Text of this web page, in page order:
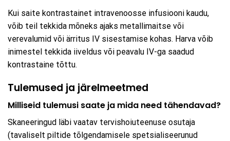
Kui saite kontrastainet intravenoosse infusiooni kaudu,
võib teil tekkida mõneks ajaks metallimaitse või
verevalumid või ärritus IV sisestamise kohas. Harva võib
inimestel tekkida iiveldus või peavalu IV-ga saadud
kontrastaine tõttu.
Tulemused ja järelmeetmed
Milliseid tulemusi saate ja mida need tähendavad?
Skaneeringud läbi vaatav tervishoiuteenuse osutaja
(tavaliselt piltide tõlgendamisele spetsialiseerunud